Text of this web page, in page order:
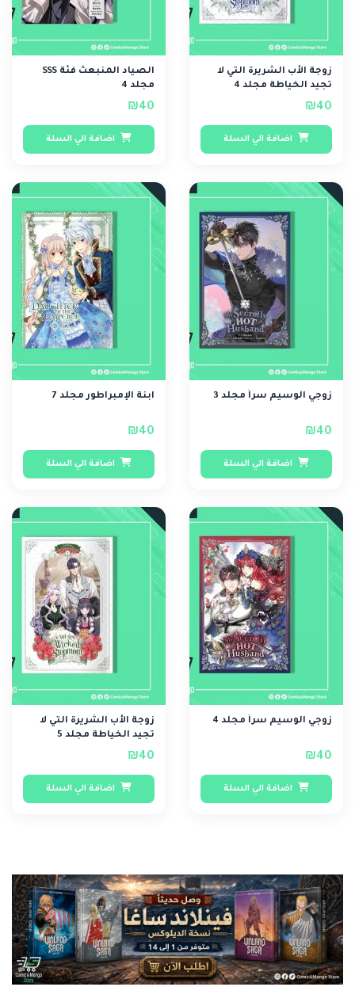
زوجة الأب الشريرة التي لا
تجيد الخياطة مجلد 4
₪40
اضافة الي السلة
الصياد المنبعث فئة SSS
مجلد 4
₪40
اضافة الي السلة
زوجي الوسيم سراً مجلد 3
₪40
اضافة الي السلة
ابنة الإمبراطور مجلد 7
₪40
اضافة الي السلة
زوجي الوسيم سراً مجلد 4
₪40
اضافة الي السلة
زوجة الأب الشريرة التي لا
تجيد الخياطة مجلد 5
₪40
اضافة الي السلة